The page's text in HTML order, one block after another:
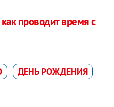
проводит время с
ДЕНЬ РОЖДЕНИЯ